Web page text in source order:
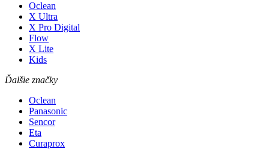
Oclean
X Ultra
X Pro Digital
Flow
X Lite
Kids
Ďalšie značky
Oclean
Panasonic
Sencor
Eta
Curaprox